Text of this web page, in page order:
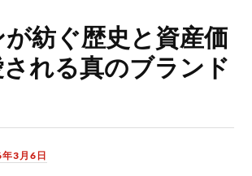
紡ぐ歴史と資産価
れる真のブランド
3月6日